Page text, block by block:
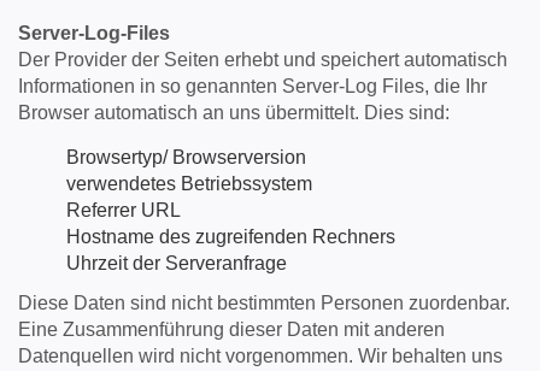
Server-Log-Files
Der Provider der Seiten erhebt und speichert automatisch
Informationen in so genannten Server-Log Files, die Ihr
Browser automatisch an uns übermittelt. Dies sind:
Browsertyp/ Browserversion
verwendetes Betriebssystem
Referrer URL
Hostname des zugreifenden Rechners
Uhrzeit der Serveranfrage
Diese Daten sind nicht bestimmten Personen zuordenbar.
Eine Zusammenführung dieser Daten mit anderen
Datenquellen wird nicht vorgenommen. Wir behalten uns